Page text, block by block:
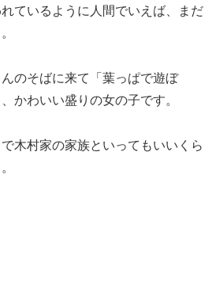
ているように人間でいえば、まだ
のそばに来て「葉っぱで遊ぼ
かわいい盛りの女の子です。
木村家の家族といってもいいくら